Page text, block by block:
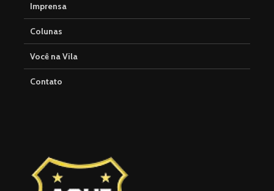
Imprensa
Colunas
Você na Vila
Contato